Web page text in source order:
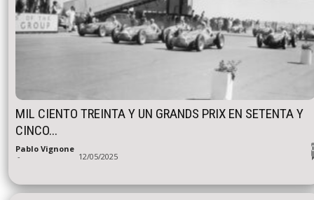
MIL CIENTO TREINTA Y UN GRANDS PRIX EN SETENTA Y
CINCO...
Pablo Vignone
- 12/05/2025